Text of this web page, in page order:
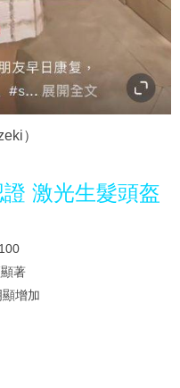
）
激光生髮頭盔
著
增加